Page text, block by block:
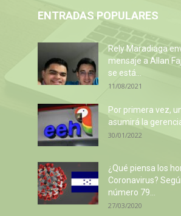
ENTRADAS POPULARES
Rely Maradiaga
mensaje a Allan
se está...
11/08/2021
Por primera vez,
asumirá la
30/01/2022
¿Qué piensa los
Coronavirus?
número 79...
27/03/2020